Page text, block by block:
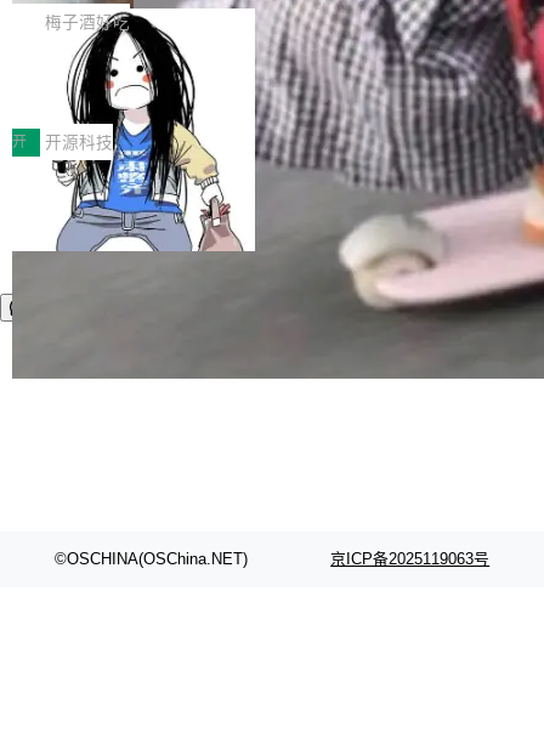
续增长的AI成本该如何优化。 深信服AI算力网关
正是围绕这些实际问题，从Token治理和成本治
理两个方面，让用户的每一份算力都看得清、管
得住、用得稳、省得下、更安全！ 一、从现在开
始，Token使用一目...
wat（Google 员工编号 23，Jeff Dean 二十多
年的编程搭档，MapReduce 和 Bigtable 的共同
作者）、Quoc Le（Google 大脑核心成员，Se
q2Seq 和 DocAI 的共同发明人）以及 Oriol Vin
yals（Gemini 联合负责人，AlphaSta...
把「看得清、用母语、记得住」三件事一次补
齐。 SolonCode 是什么 SolonCode 是杭州无
耳科技研发的企业级终端编码智能体——一位全
中文驱动的数字员工，自主理解需求、规划步
骤、编写代码。不挑模型、不挑平台，curl 一行
装完即用。 开源地址：Gitee · GitCode · GitHu
b 安装 支持 Java 8+（8~26）、macOS / Linu
x / Windows / Harmony PC。 # macOS / Linu
x / Harmony PC curl -fsSL https://solon.noea
梅子酒好吃
让“代码语义理解”深度释放AI Coding
价值潜能：华为云码道（CodeArts）
代码仓技术解析
一、代码仓深度理解技术的作用与价值 在软件工
程实践中，代码仓是企业核心知识资产的主要载
体。企业级代码仓库通常包含数十万乃至数百万
个文件，其规模远超单次模型调用可承载的上下
文窗口。随着项目规模的持续扩张与代码历史的
不断累积，代码仓中的模块关系、接口契约、业
务逻辑等关键信息往往分散于数十乃至数百个文
件之中，形成高度复杂的知识关联网络。传统的
开 开源科技
©OSCHINA(OSChina.NET) 京ICP备2025119063号